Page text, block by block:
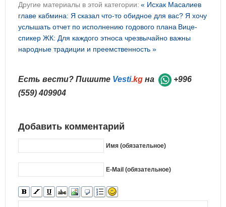
Другие материалы в этой категории: « Исхак Масалиев
главе кабмина: Я сказал что-то обидное для вас? Я хочу
услышать отчет по исполнению годового плана Вице-
спикер ЖК: Для каждого этноса чрезвычайно важны
народные традиции и преемственность »
Есть вести? Пишите Vesti.kg на
+996
(559) 409904
Добавить комментарий
Имя (обязательное)
E-Mail (обязательное)